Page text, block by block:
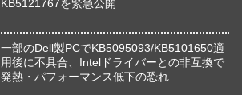
KB5121767を緊急公開
一部のDell製PCでKB5095093/KB5101650適
用後に不具合、Intelドライバーとの非互換で
発熱・パフォーマンス低下の恐れ